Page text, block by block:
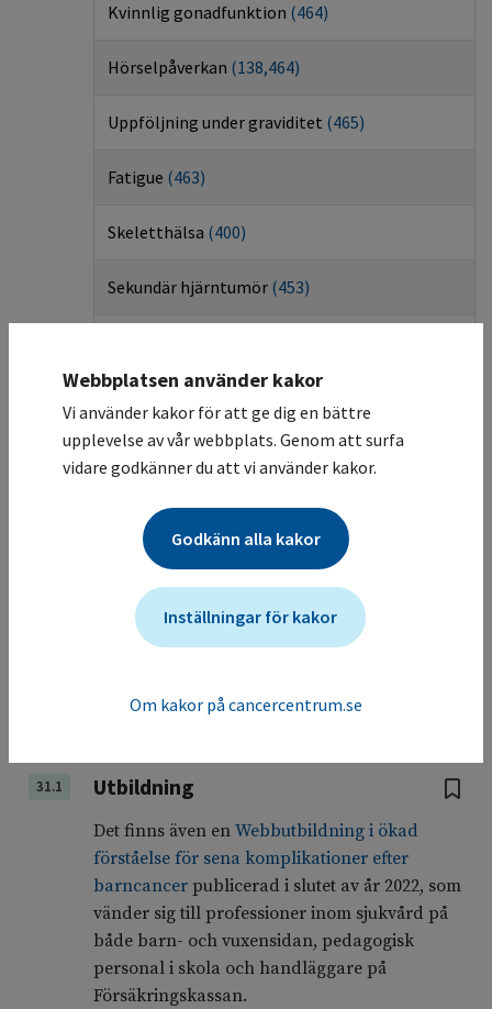
Kvinnlig gonadfunktion (464)
Hörselpåverkan (138,464)
Uppföljning under graviditet (465)
Fatigue (463)
Skeletthälsa (400)
Sekundär hjärntumör (453)
Kardioprotektion under cancerbehandling
(454)
Leverpåverkan(152)
Hypofys-hypothalamusfunktion
Psykisk hälsa(460)
Psykosocial uppföljning(467)
Fertilitetsbevarande åtgärder( 12,
31.1 Utbildning
Det finns även en Webbutbildning i ökad
förståelse för sena komplikationer efter
barncancerpublicerad i slutet av år 2022, som
vänder sig till professioner inom sjukvård på
både barn- och vuxensidan, pedagogisk
personal i skola och handläggare på
Försäkringskassan.
Webbplatsen använder kakor
Vi använder kakor för att ge dig en bättre
upplevelse av vår webbplats. Genom att surfa
vidare godkänner du att vi använder kakor.
Godkänn alla kakor
Inställningar för kakor
Om kakor på cancercentrum.se